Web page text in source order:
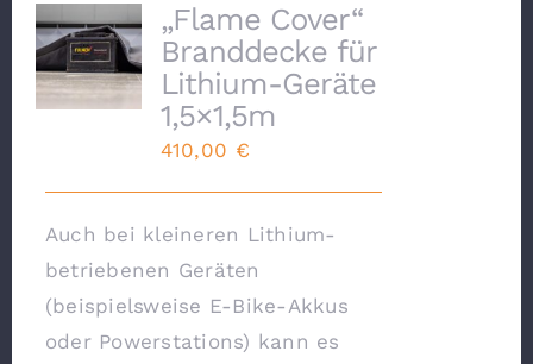
„Flame Cover“
Branddecke für
Lithium-Geräte
1,5×1,5m
410,00 €
Auch bei kleineren Lithium-
betriebenen Geräten
(beispielsweise E-Bike-Akkus
oder Powerstations) kann es